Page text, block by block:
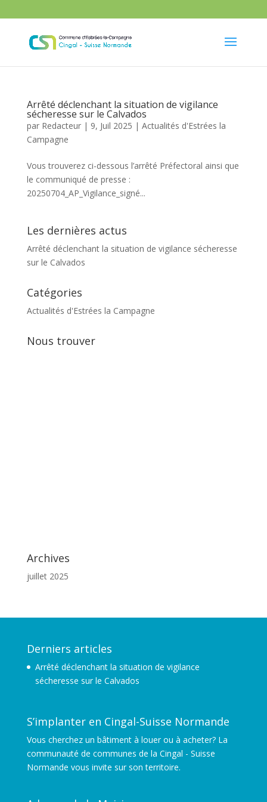
Arrêté déclenchant la situation de vigilance
sécheresse sur le Calvados
par Redacteur| 9, Juil 2025 | Actualités d'Estrées la
Campagne
Vous trouverez ci-dessous l’arrêté Préfectoral ainsi que
le communiqué de presse :
20250704_AP_Vigilance_signé...
Les dernières actus
Arrêté déclenchant la situation de vigilance sécheresse
sur le Calvados
Catégories
Actualités d'Estrées la Campagne
Nous trouver
Archives
juillet 2025
Derniers articles
Arrêté déclenchant la situation de vigilance
sécheresse sur le Calvados
S’implanter en Cingal-Suisse Normande
Vous cherchez un bâtiment à louer ou à acheter? La
communauté de communes de la Cingal - Suisse
Normande vous invite sur son territoire.